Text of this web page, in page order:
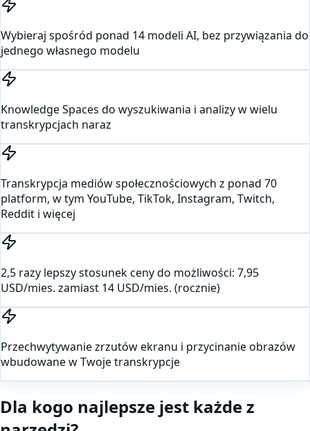
Wybieraj spośród ponad 14 modeli AI, bez przywiązania do
jednego własnego modelu
Knowledge Spaces do wyszukiwania i analizy w wielu
transkrypcjach naraz
Transkrypcja mediów społecznościowych z ponad 70
platform, w tym YouTube, TikTok, Instagram, Twitch,
Reddit i więcej
2,5 razy lepszy stosunek ceny do możliwości: 7,95
USD/mies. zamiast 14 USD/mies. (rocznie)
Przechwytywanie zrzutów ekranu i przycinanie obrazów
wbudowane w Twoje transkrypcje
Dla kogo najlepsze jest każde z